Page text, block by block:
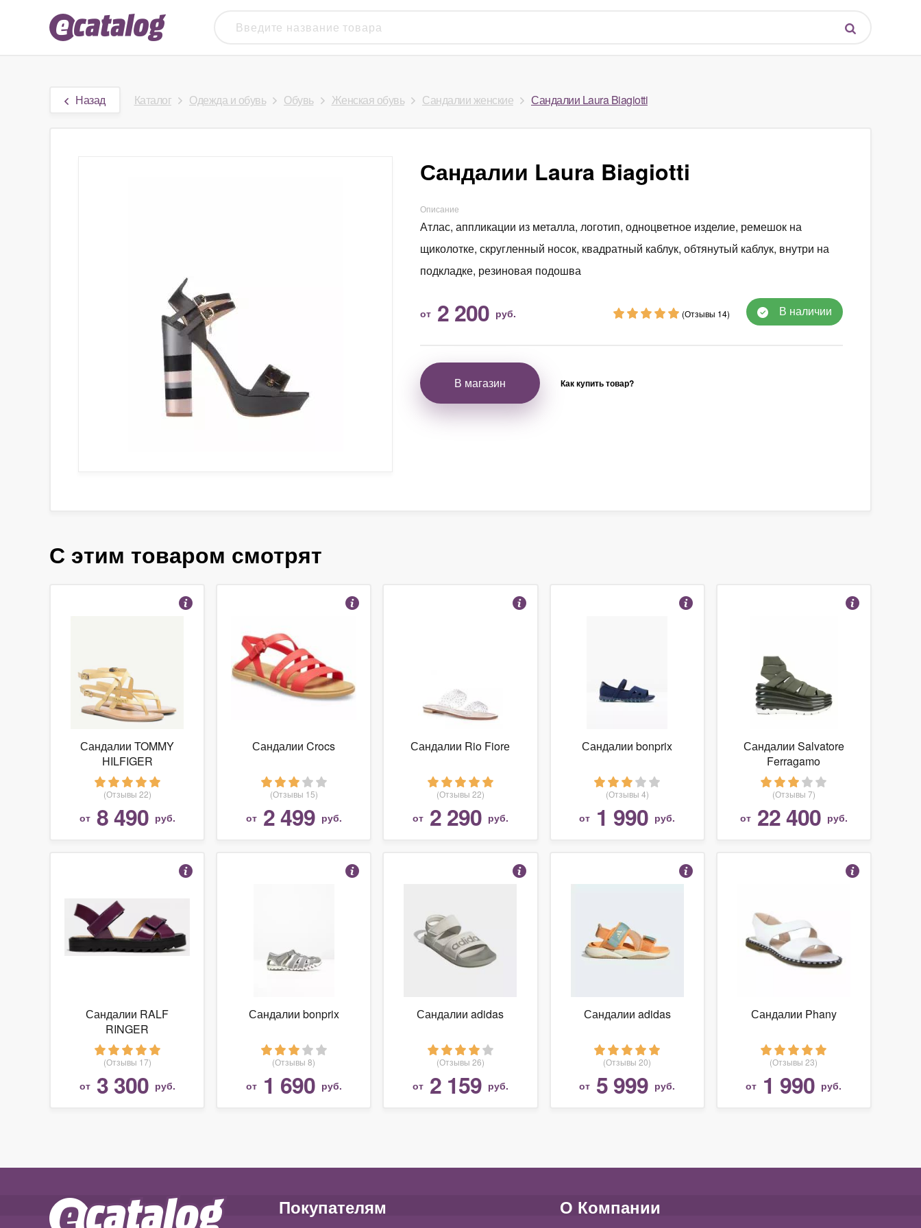
Назад Каталог Одежда и обувь Обувь Женская обувь Сандалии женские Сандалии Laura Biagiotti
Сандалии Laura Biagiotti
Описание
Атлас, аппликации из металла, логотип, одноцветное изделие, ремешок на
щиколотке, скругленный носок, квадратный каблук, обтянутый каблук, внутри на
подкладке, резиновая подошва
от 2 200 руб. (Отзывы 14) В наличии
В магазин Как купить товар?
С этим товаром смотрят
Сандалии TOMMY
HILFIGER
(Отзывы 22)
от 8 490 руб.
Сандалии Crocs
(Отзывы 15)
от 2 499 руб.
Сандалии Rio Fiorе
(Отзывы 22)
от 2 290 руб.
Сандалии bonprix
(Отзывы 4)
от 1 990 руб.
Сандалии Salvatore
Ferragamo
(Отзывы 7)
от 22 400 руб.
Сандалии RALF
RINGER
(Отзывы 17)
от 3 300 руб.
Сандалии bonprix
(Отзывы 8)
от 1 690 руб.
Сандалии adidas
(Отзывы 26)
от 2 159 руб.
Сандалии adidas
(Отзывы 20)
от 5 999 руб.
Сандалии Phany
(Отзывы 23)
от 1 990 руб.
Покупателям О Компании